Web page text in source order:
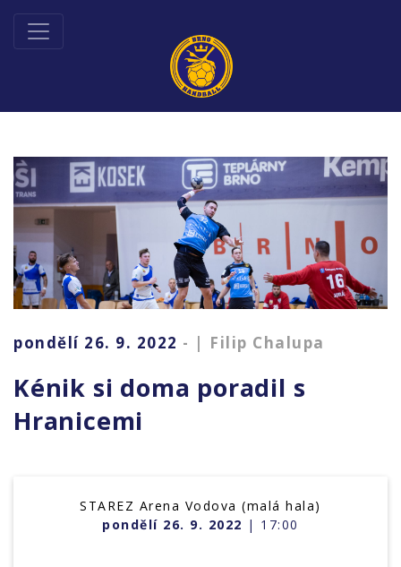
pondělí 26. 9. 2022 - | Filip Chalupa
Kénik si doma poradil s
Hranicemi
STAREZ Arena Vodova (malá hala)
pondělí 26. 9. 2022 | 17:00